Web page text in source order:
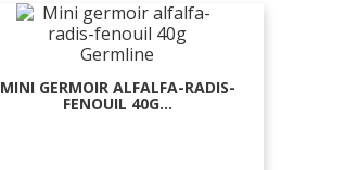
MINI GERMOIR ALFALFA-RADIS-
FENOUIL 40G...